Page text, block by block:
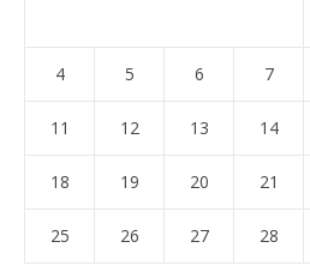
4 5 6 7
11 12 13 14
18 19 20 21
25 26 27 28